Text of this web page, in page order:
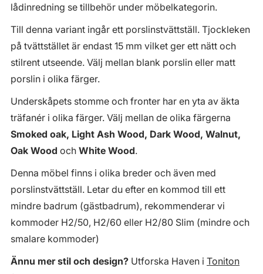
lådinredning se tillbehör under möbelkategorin.
Till denna variant ingår ett porslinstvättställ. Tjockleken
på tvättstället är endast 15 mm vilket ger ett nätt och
stilrent utseende. Välj mellan blank porslin eller matt
porslin i olika färger.
Underskåpets stomme och fronter har en yta av äkta
träfanér i olika färger. Välj mellan de olika färgerna
Smoked oak, Light Ash Wood, Dark Wood, Walnut,
Oak Wood och White Wood.
Denna möbel finns i olika breder och även med
porslinstvättställ. Letar du efter en kommod till ett
mindre badrum (gästbadrum), rekommenderar vi
kommoder H2/50, H2/60 eller H2/80 Slim (mindre och
smalare kommoder)
Ännu mer stil och design? Utforska Haven i Toniton